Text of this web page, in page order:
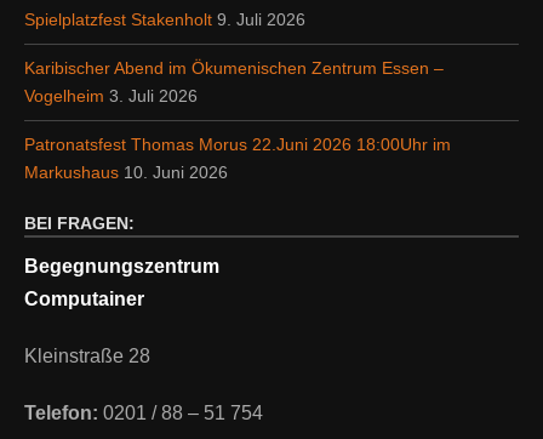
Spielplatzfest Stakenholt 9. Juli 2026
Karibischer Abend im Ökumenischen Zentrum Essen –
Vogelheim 3. Juli 2026
Patronatsfest Thomas Morus 22.Juni 2026 18:00Uhr im
Markushaus 10. Juni 2026
BEI FRAGEN:
Begegnungszentrum
Computainer
Kleinstraße 28
Telefon: 0201 / 88 – 51 754